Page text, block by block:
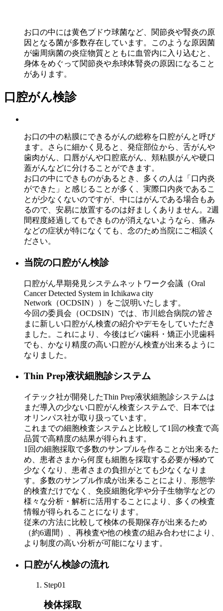
お口の中には黄色ブドウ球菌など、関節炎や腎炎の原
因となる菌が多数存在しています。このような原因菌
が歯周病菌の炎症物質とともに血管内に入り込むと、
身体をめぐって関節炎や糸球体腎炎の原因になること
があります。
口腔がん検診
お口の中の粘膜にできるがんの総称を口腔がんと呼び
ます。さらに細かく見ると、発症部位から、舌がんや
歯肉がん、口唇がんや口腔底がん、頬粘膜がんや硬口
蓋がんなどに分けることができます。
お口の中にできものがあるとき、多くの人は「口内炎
ができた」と感じることが多く、実際口内炎であるこ
とが少なくないのですが、中にはがんである場合もあ
るので、安易に放置するのは好ましくありません。2週
間程度経過してもできものが消えないようなら、痛み
などの症状が特になくても、念のため当院にご相談く
ださい。
当院の口腔がん検診
口腔がん早期発見システムネットワーク会議（Oral
Cancer Detected System in Ichikawa city
Network（OCDSIN））をご説明いたします。
今回の委員会（OCDSIN）では、市川総合病院の皆さ
まに新しい口腔がん検査の紹介やデモをしていただき
ました。これにより、今後はビバ歯科・矯正小児歯科
でも、かなり精度の高い口腔がん検査が出来るように
なりました。
Thin Prep液状細胞診システム
イテック社が開発したThin Prep液状細胞診システムは
まだ導入の少ない口腔がん検査システムで、日本では
オリンパス社が取り扱っています。
これまでの細胞検査システムと比較して1回の検査で高
品質で高精度の結果が得られます。
1回の細胞採取で多数のサンプルを作ることが出来るた
め、患者さまから何度も細胞を採取する必要が極めて
少なくなり、患者さまの負担がとても少なくなりま
す。多数のサンプル作成が出来ることにより、形態学
的検査だけでなく、免疫細胞化学や分子生物学などの
様々な分析・解析に活用することにより、多くの検査
情報が得られることになります。
従来の方法に比較して検体の長期保存が出来るため
（約6週間）、再検査や他の検査の組み合わせにより、
より制度の高い分析が可能になります。
口腔がん検診の流れ
Step01
検体採取